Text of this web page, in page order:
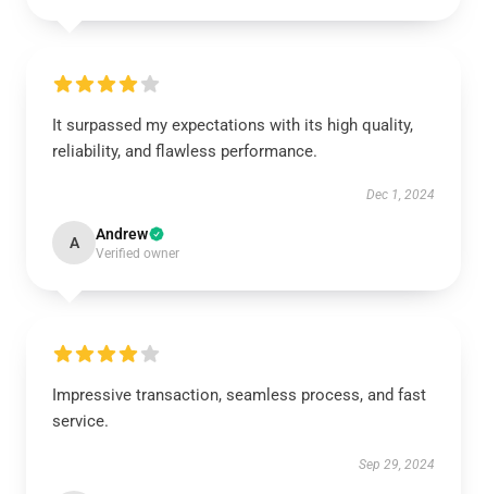
It surpassed my expectations with its high quality,
reliability, and flawless performance.
Dec 1, 2024
A Andrew
Verified owner
Impressive transaction, seamless process, and fast
service.
Sep 29, 2024